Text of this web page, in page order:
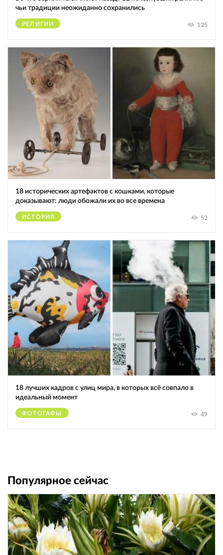
чьи традиции неожиданно сохранились
РЕЛИГИИ 125
18 исторических артефактов с кошками, которые
доказывают: люди обожали их во все времена
ИСТОРИЯ 52
18 лучших кадров с улиц мира, в которых всё совпало в
идеальный момент
ФОТОГАФЫ 49
Популярное сейчас